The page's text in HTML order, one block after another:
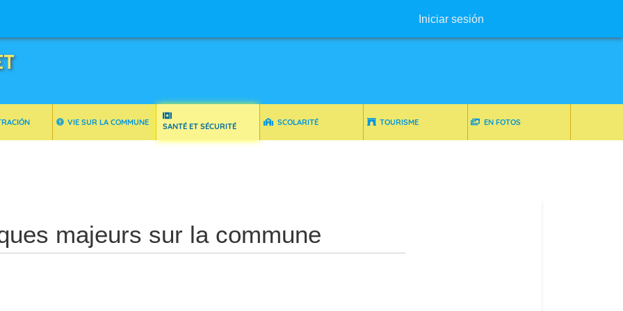
Iniciar sesión
VIE SUR LA COMMUNE SANTÉ ET SÉCURITÉ SCOLARITÉ TOURISME EN FOTOS
majeurs sur la commune